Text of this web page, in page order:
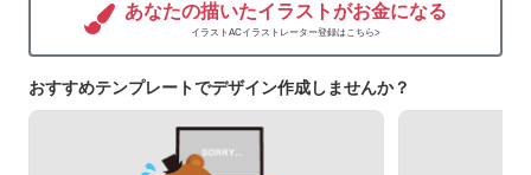
あなたの描いたイラストがお金になる
イラストACイラストレーター登録はこちら>
おすすめテンプレートでデザイン作成しませんか？